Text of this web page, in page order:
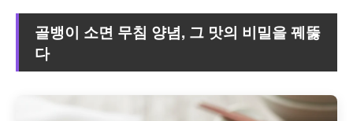
골뱅이 소면 무침 양념, 그 맛의 비밀을 꿰뚫
다